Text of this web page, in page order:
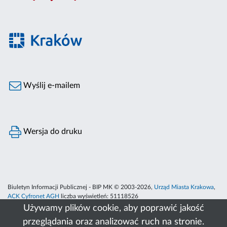
Używamy plików cookie, aby poprawić jakość
przeglądania oraz analizować ruch na stronie.
Wyślij e-mailem
Wersja do druku
Biuletyn Informacji Publicznej - BIP MK © 2003-2026, Urząd Miasta Krakowa,
ACK Cyfronet AGH
liczba wyświetleń: 51118526